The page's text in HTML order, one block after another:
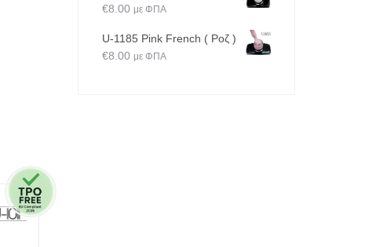
€8.00 με ΦΠΑ
U-1185 Pink French ( Ροζ )
€8.00 με ΦΠΑ